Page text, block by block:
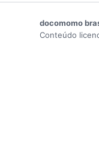
docomomo
Conteúdo